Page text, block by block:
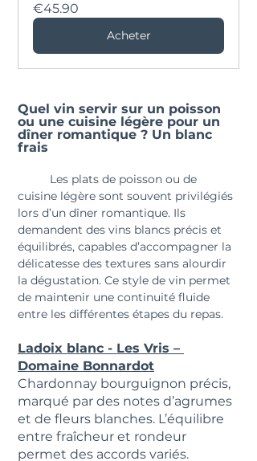
€45.90
Acheter
Quel vin servir sur un poisson
ou une cuisine légère pour un
dîner romantique ? Un blanc
frais
cuisine légère sont souvent privilégiés
lors d’un dîner romantique. Ils
demandent des vins blancs précis et
équilibrés, capables d’accompagner la
délicatesse des textures sans alourdir
la dégustation. Ce style de vin permet
de maintenir une continuité fluide
entre les différentes étapes du repas.
Ladoix blanc - Les Vris –
Domaine Bonnardot
Chardonnay bourguignon précis,
marqué par des notes d’agrumes
et de fleurs blanches. L’équilibre
entre fraîcheur et rondeur
permet des accords variés.